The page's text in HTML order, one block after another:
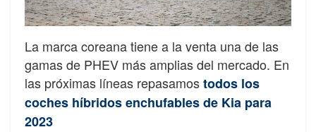
La marca coreana tiene a la venta una de las
gamas de PHEV más amplias del mercado. En
las próximas líneas repasamostodos los
coches híbridos enchufables de Kia para
2023